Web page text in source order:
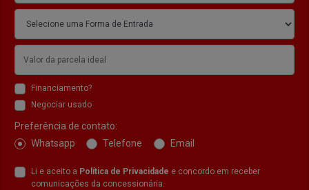
Financiamento?
Negociar usado
Preferência de contato:
Whatsapp
Telefone Email
Li e aceito a Política de Privacidade e concordo em receber
comunicações da concessionária.